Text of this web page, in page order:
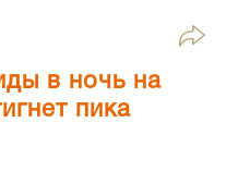
в ночь на
пика